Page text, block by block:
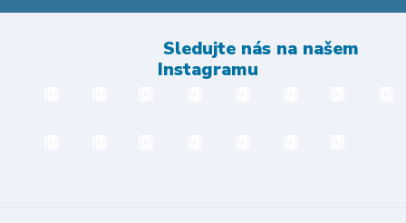
Sledujte nás na našem
Instagramu